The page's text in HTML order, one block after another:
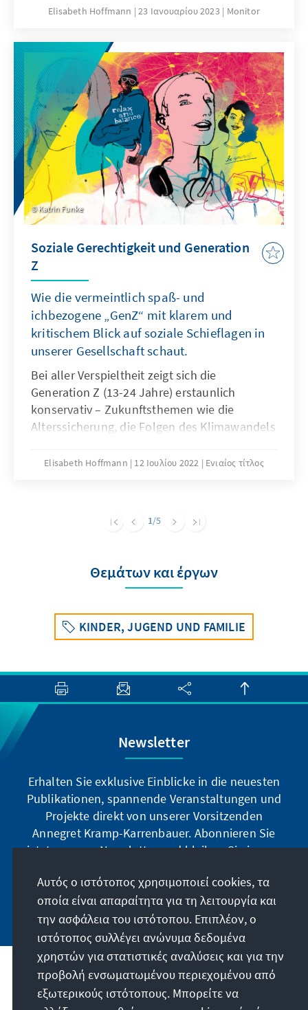
Erwartungen an das neue Rechtsinstitut, das
Regenbogenfamilien rechtlich absichern soll.
Was wissen wir über Mehreltern-
Regenbogenfamilien? Was müsste bei einer
möglichen rechtlichen Ausgestaltung
beachtet werden?
Elisabeth Hoffmann 23 Ιανουαρίου 2023 Monitor
Katrin Funke
Soziale Gerechtigkeit und Generation
Z
Wie die vermeintlich spaß- und
ichbezogene „GenZ“ mit klarem und
kritischem Blick auf soziale Schieflagen in
unserer Gesellschaft schaut.
Bei aller Verspieltheit zeigt sich die
Generation Z (13-24 Jahre) erstaunlich
konservativ – Zukunftsthemen wie die
Alterssicherung, die Folgen des Klimawandels
Benachteiligung von Frauen in der Berufswelt
Autorinnen und Autoren geben Antwort.
sowie junger Politikerinnen und Politiker zu
Elisabeth Hoffmann 12 Ιουλίου 2022 Ενιαίος τίτλος
1/5
Θεμάτων και έργων
KINDER, JUGEND UND FAMILIE
Newsletter
Erhalten Sie exklusive Einblicke in die neuesten
Publikationen, spannende Veranstaltungen und
Projekte direkt von unserer Vorsitzenden
Annegret Kramp-Karrenbauer. Abonnieren Sie
jetzt unseren Newsletter und bleiben Sie immer
Jetzt abonnieren
Την παραγγελία μας
Αυτός ο ιστότοπος χρησιμοποιεί cookies, τα
οποία είναι απαραίτητα για τη λειτουργία και
την ασφάλεια του ιστότοπου. Επιπλέον, ο
ιστότοπος συλλέγει ανώνυμα δεδομένα
χρηστών για στατιστικές αναλύσεις και για την
προβολή ενσωματωμένου περιεχομένου από
εξωτερικούς ιστότοπους. Μπορείτε να